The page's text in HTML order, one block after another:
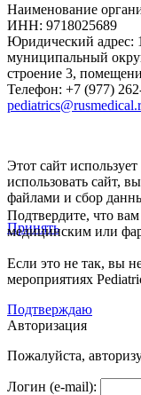
Наименование
ИНН: 9718025689
Юридический адрес:
муниципальный
строение 3,
Телефон: +7 (977)
Этот сайт
использовать сайт,
файлами и сбор
Принять
Подтвердите, что
медицинским или
Если это не так, вы
мероприятиях
Подтверждаю
Авторизация
Пожалуйста,
Логин (e-mail):